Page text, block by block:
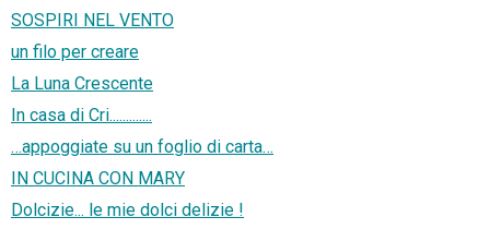
SOSPIRI NEL VENTO
un filo per creare
La Luna Crescente
In casa di Cri.............
…appoggiate su un foglio di carta…
IN CUCINA CON MARY
Dolcizie... le mie dolci delizie !